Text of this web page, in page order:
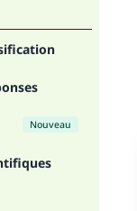
Nouveau